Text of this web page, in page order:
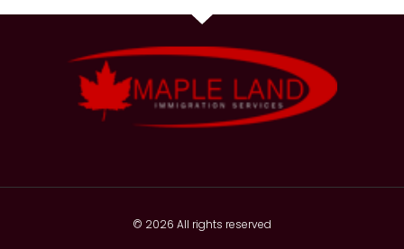
© 2026 All rights reserved